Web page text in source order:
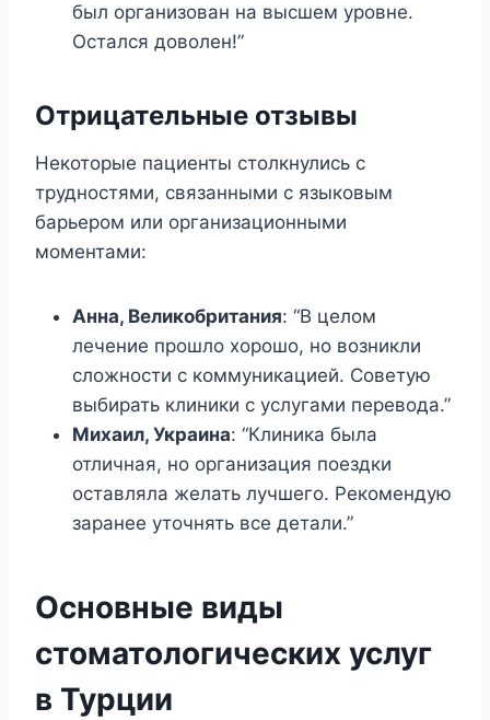
был организован на высшем уровне.
Остался доволен!”
Отрицательные отзывы
Некоторые пациенты столкнулись с
трудностями, связанными с языковым
барьером или организационными
моментами:
Анна, Великобритания: “В целом
лечение прошло хорошо, но возникли
сложности с коммуникацией. Советую
выбирать клиники с услугами перевода.”
Михаил, Украина: “Клиника была
отличная, но организация поездки
оставляла желать лучшего. Рекомендую
заранее уточнять все детали.”
Основные виды
стоматологических услуг
в Турции